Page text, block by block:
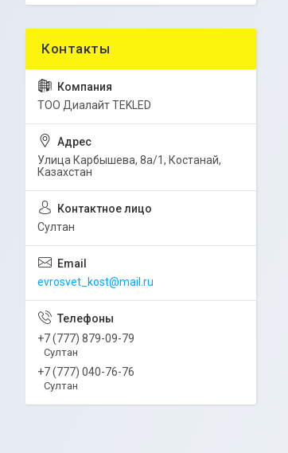
ТОО Диалайт TEKLED
Улица Карбышева, 8а/1, Костанай,
Казахстан
Султан
evrosvet_kost@mail.ru
+7 (777) 879-09-79
Султан
+7 (777) 040-76-76
Султан